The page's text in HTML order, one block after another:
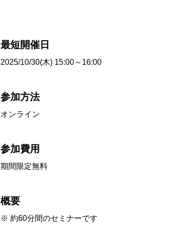
最短開催日
2025/10/30(木) 15:00～16:00
参加方法
オンライン
参加費用
期間限定無料
概要
※ 約60分間のセミナーです